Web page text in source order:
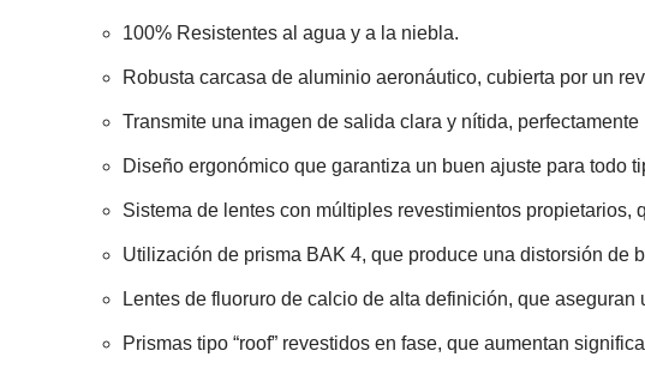
100% Resistentes al agua y a la niebla.
Robusta carcasa de aluminio aeronáutico, cubierta por un
Transmite una imagen de salida clara y nítida,
Diseño ergonómico que garantiza un buen ajuste para todo
Sistema de lentes con múltiples revestimientos
Utilización de prisma BAK 4, que produce una distorsión de
Lentes de fluoruro de calcio de alta definición, que
Prismas tipo “roof” revestidos en fase, que aumentan